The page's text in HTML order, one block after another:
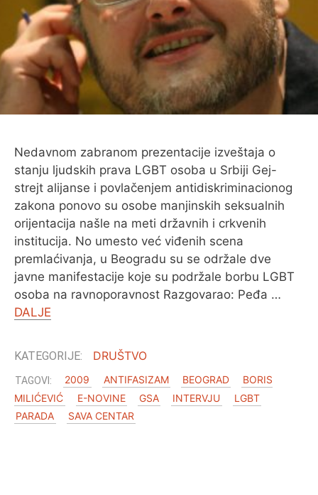
O MENI
Nedavnom zabranom prezentacije izveštaja o
stanju ljudskih prava LGBT osoba u Srbiji Gej-
strejt alijanse i povlačenjem antidiskriminacionog
zakona ponovo su osobe manjinskih seksualnih
orijentacija našle na meti državnih i crkvenih
institucija. No umesto već viđenih scena
premlaćivanja, u Beogradu su se održale dve
javne manifestacije koje su podržale borbu LGBT
osoba na ravnoporavnost Razgovarao: Peđa …
DALJE
DRUŠTVO
2009 ANTIFASIZAM BEOGRAD
BORIS
MILIĆEVIĆ
E-NOVINE GSA INTERVJU
LGBT
PARADA
SAVA CENTAR